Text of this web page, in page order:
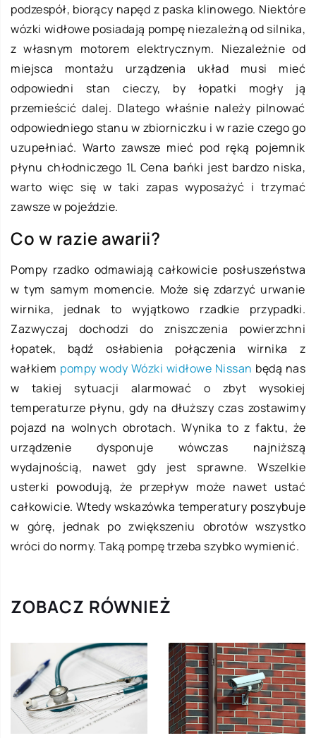
podzespół, biorący napęd z paska klinowego. Niektóre
wózki widłowe posiadają pompę niezależną od silnika,
z własnym motorem elektrycznym. Niezależnie od
miejsca montażu urządzenia układ musi mieć
odpowiedni stan cieczy, by łopatki mogły ją
przemieścić dalej. Dlatego właśnie należy pilnować
odpowiedniego stanu w zbiorniczku i w razie czego go
uzupełniać. Warto zawsze mieć pod ręką pojemnik
płynu chłodniczego 1L Cena bańki jest bardzo niska,
warto więc się w taki zapas wyposażyć i trzymać
zawsze w pojeździe.
Co w razie awarii?
Pompy rzadko odmawiają całkowicie posłuszeństwa
w tym samym momencie. Może się zdarzyć urwanie
wirnika, jednak to wyjątkowo rzadkie przypadki.
Zazwyczaj dochodzi do zniszczenia powierzchni
łopatek, bądź osłabienia połączenia wirnika z
wałkiem pompy wody Wózki widłowe Nissan będą nas
w takiej sytuacji alarmować o zbyt wysokiej
temperaturze płynu, gdy na dłuższy czas zostawimy
pojazd na wolnych obrotach. Wynika to z faktu, że
urządzenie dysponuje wówczas najniższą
wydajnością, nawet gdy jest sprawne. Wszelkie
usterki powodują, że przepływ może nawet ustać
całkowicie. Wtedy wskazówka temperatury poszybuje
w górę, jednak po zwiększeniu obrotów wszystko
wróci do normy. Taką pompę trzeba szybko wymienić.
ZOBACZ RÓWNIEŻ